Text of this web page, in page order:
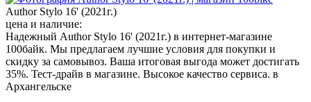
Author Stylo 16' (2021г.)
цена и наличие:
Надежный Author Stylo 16' (2021г.) в интернет-магазине
100байк. Мы предлагаем лучшие условия для покупки и
скидку за самовывоз. Ваша итоговая выгода может достигать
35%. Тест-драйв в магазине. Высокое качество сервиса. в
Архангельске